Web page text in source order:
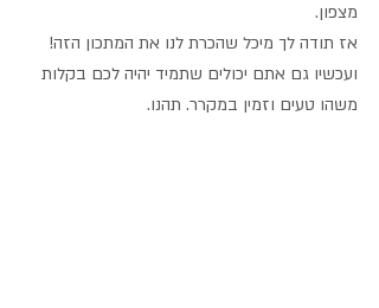
מצפון.
אז תודה לך מיכל שהכרת לנו את המתכון הזה!
ועכשיו גם אתם יכולים שתמיד יהיה לכם בקלות
משהו טעים וזמין במקרר. תהנו.